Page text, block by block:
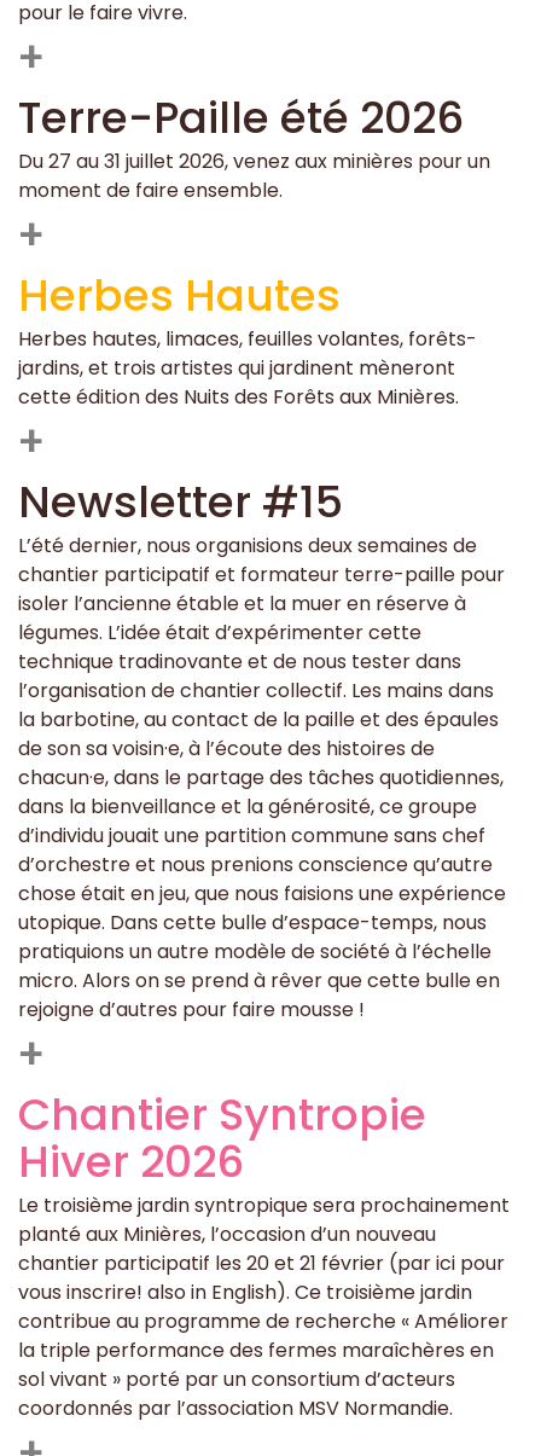
pour le faire vivre.
+
Terre-Paille été 2026
Du 27 au 31 juillet 2026, venez aux minières pour un
moment de faire ensemble.
+
Herbes Hautes
Herbes hautes, limaces, feuilles volantes, forêts-
jardins, et trois artistes qui jardinent mèneront
cette édition des Nuits des Forêts aux Minières.
+
Newsletter #15
L’été dernier, nous organisions deux semaines de
chantier participatif et formateur terre-paille pour
isoler l’ancienne étable et la muer en réserve à
légumes. L’idée était d’expérimenter cette
technique tradinovante et de nous tester dans
l’organisation de chantier collectif. Les mains dans
la barbotine, au contact de la paille et des épaules
de son sa voisin·e, à l’écoute des histoires de
chacun·e, dans le partage des tâches quotidiennes,
dans la bienveillance et la générosité, ce groupe
d’individu jouait une partition commune sans chef
d’orchestre et nous prenions conscience qu’autre
chose était en jeu, que nous faisions une expérience
utopique. Dans cette bulle d’espace-temps, nous
pratiquions un autre modèle de société à l’échelle
micro. Alors on se prend à rêver que cette bulle en
rejoigne d’autres pour faire mousse !
+
Chantier Syntropie
Hiver 2026
Le troisième jardin syntropique sera prochainement
planté aux Minières, l’occasion d’un nouveau
chantier participatif les 20 et 21 février (par ici pour
vous inscrire! also in English). Ce troisième jardin
contribue au programme de recherche « Améliorer
la triple performance des fermes maraîchères en
sol vivant » porté par un consortium d’acteurs
coordonnés par l’association MSV Normandie.